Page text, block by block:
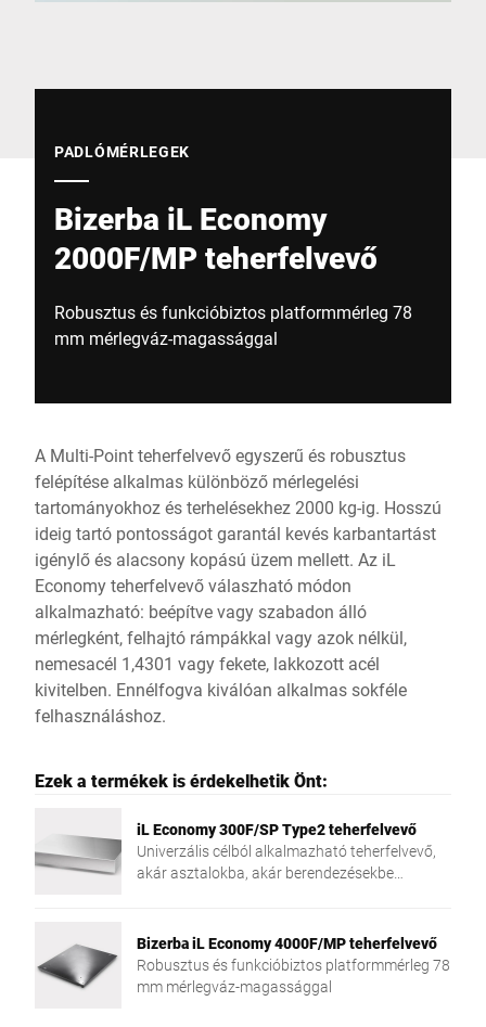
PADLÓMÉRLEGEK
Bizerba iL Economy
2000F/MP teherfelvevő
Robusztus és funkcióbiztos platformmérleg 78
mm mérlegváz-magassággal
A Multi-Point teherfelvevő egyszerű és robusztus
felépítése alkalmas különböző mérlegelési
tartományokhoz és terhelésekhez 2000 kg-ig. Hosszú
ideig tartó pontosságot garantál kevés karbantartást
igénylő és alacsony kopású üzem mellett. Az iL
Economy teherfelvevő válaszható módon
alkalmazható: beépítve vagy szabadon álló
mérlegként, felhajtó rámpákkal vagy azok nélkül,
nemesacél 1,4301 vagy fekete, lakkozott acél
kivitelben. Ennélfogva kiválóan alkalmas sokféle
felhasználáshoz.
Ezek a termékek is érdekelhetik Önt:
iL Economy 300F/SP Type2 teherfelvevő
Univerzális célból alkalmazható teherfelvevő,
akár asztalokba, akár berendezésekbe
Bizerba iL Economy 4000F/MP teherfelvevő
Robusztus és funkcióbiztos platformmérleg 78
mm mérlegváz-magassággal